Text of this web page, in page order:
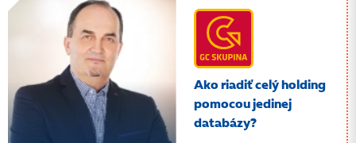
Ako riadiť celý holding
pomocou jedinej
databázy?